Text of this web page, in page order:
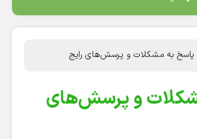
پاسخ به مشکلات و پرسش‌های رایج
و پرسش‌های